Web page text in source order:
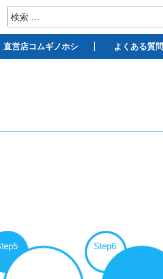
検
索:
直営店コムギノホシ よくある質問